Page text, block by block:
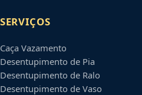
SERVIÇOS
Caça Vazamento
Desentupimento de Pia
Desentupimento de Ralo
Desentupimento de Vaso